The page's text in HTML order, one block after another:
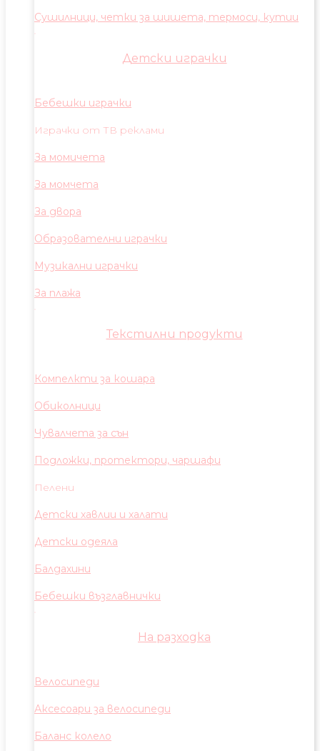
Сушилници, четки за шишета, термоси, кутии
Детски играчки
Бебешки играчки
Играчки от ТВ реклами
За момичета
За момчета
За двора
Образователни играчки
Музикални играчки
За плажа
Текстилни продукти
Компелкти за кошара
Обиколници
Чувалчета за сън
Подложки, протектори, чаршафи
Пелени
Детски хавлии и халати
Детски одеяла
Балдахини
Бебешки възглавнички
На разходка
Велосипеди
Аксесоари за велосипеди
Баланс колело